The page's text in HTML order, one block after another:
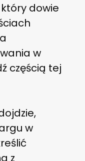
dowie
w
częścią tej
w
z